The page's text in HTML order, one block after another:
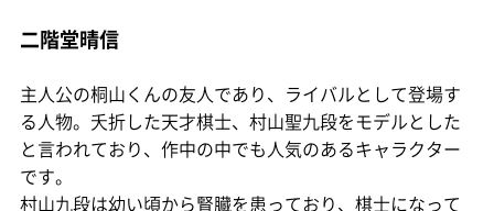
二階堂晴信
主人公の桐山くんの友人であり、ライバルとして登場す
る人物。夭折した天才棋士、村山聖九段をモデルとした
と言われており、作中の中でも人気のあるキャラクター
です。
村山九段は幼い頃から腎臓を患っており、棋士になって